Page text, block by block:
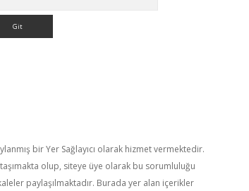
bir Yer Sağlayıcı olarak hizmet vermektedir.
olup, siteye üye olarak bu sorumluluğu
paylaşılmaktadır. Burada yer alan içerikler